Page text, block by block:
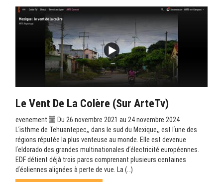
Le Vent De La Colère (sur ArteTv)
evenement
Du 26 novembre 2021 au 24 novembre 2024
Lʹisthme de Tehuantepec,, dans le sud du Mexique,, est lʹune des
régions réputée la plus venteuse au monde. Elle est devenue
lʹeldorado des grandes multinationales dʹélectricité européennes.
EDF détient déjà trois parcs comprenant plusieurs centaines
dʹéoliennes alignées à perte de vue. La (…)